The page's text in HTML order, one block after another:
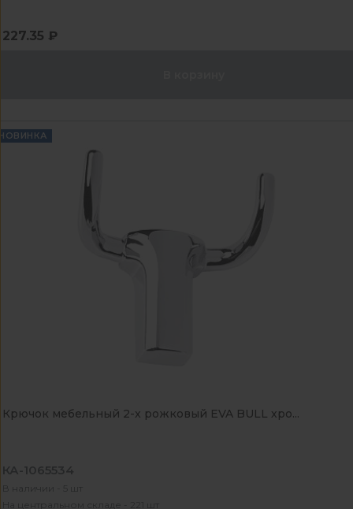
227.35 ₽
Крючок мебельный 2-x рожковый EVA BULL хро...
КА-1065534
В наличии - 5 шт
На центральном складе - 221 шт